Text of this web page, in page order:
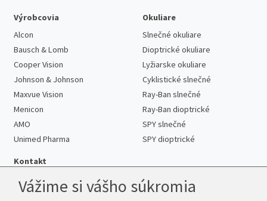
Výrobcovia
Alcon
Bausch & Lomb
Cooper Vision
Johnson & Johnson
Maxvue Vision
Menicon
AMO
Unimed Pharma
Okuliare
Slnečné okuliare
Dioptrické okuliare
Lyžiarske okuliare
Cyklistické slnečné
Ray-Ban slnečné
Ray-Ban dioptrické
SPY slnečné
SPY dioptrické
Kontakt
Vážime si vášho súkromia